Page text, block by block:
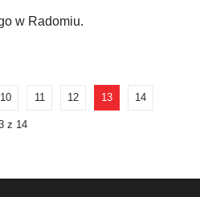
w Radomiu.
10 11 12 13 14
z 14